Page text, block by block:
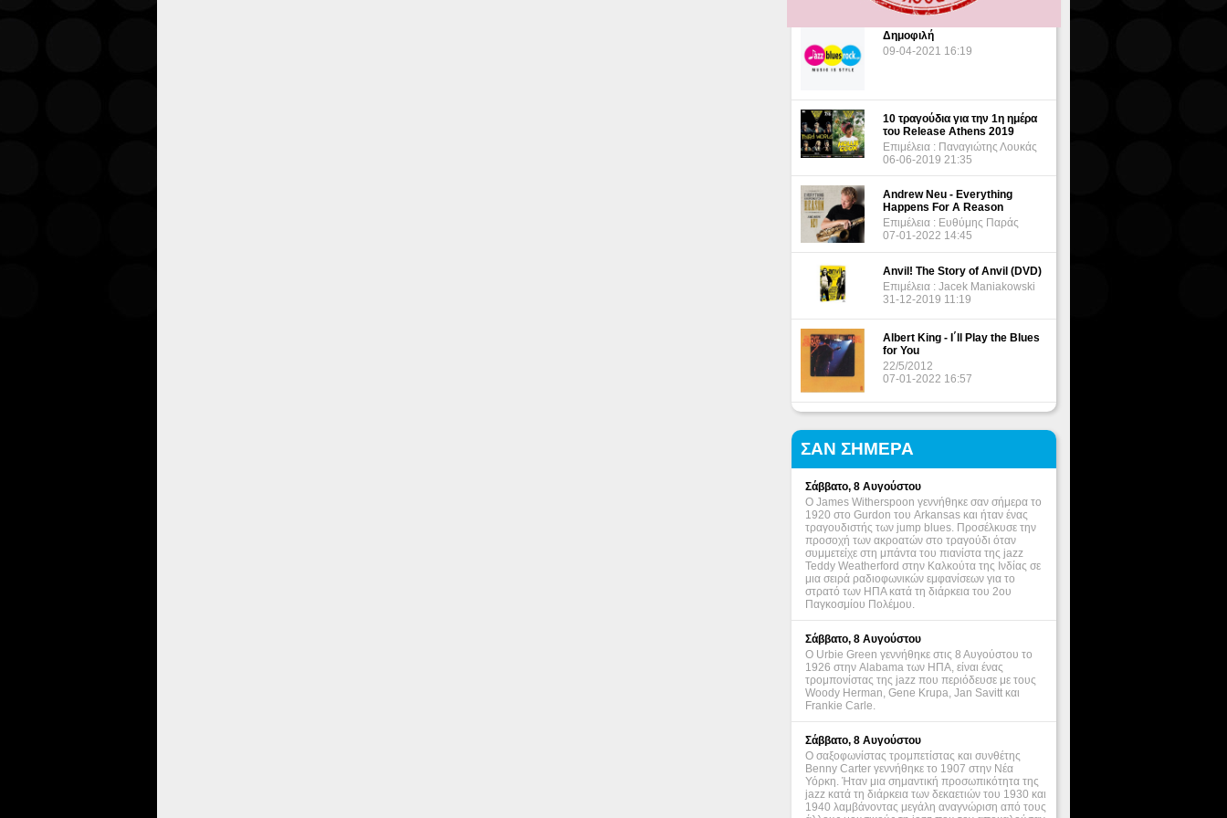
Δημοφιλή
09-04-2021 16:19
10 τραγούδια για την 1η ημέρα
του Release Athens 2019
Επιμέλεια : Παναγιώτης Λουκάς
06-06-2019 21:35
Andrew Neu - Everything
Happens For A Reason
Επιμέλεια : Ευθύμης Παράς
07-01-2022 14:45
Anvil! The Story of Anvil (DVD)
Επιμέλεια : Jacek Maniakowski
31-12-2019 11:19
Albert King - I΄ll Play the Blues
for You
22/5/2012
07-01-2022 16:57
ΣΑΝ ΣΗΜΕΡΑ
Σάββατο, 8 Αυγούστου
Ο James Witherspoon γεννήθηκε σαν σήμερα το
1920 στο Gurdon του Arkansas και ήταν ένας
τραγουδιστής των jump blues. Προσέλκυσε την
προσοχή των ακροατών στο τραγούδι όταν
συμμετείχε στη μπάντα του πιανίστα της jazz
Teddy Weatherford στην Καλκούτα της Ινδίας σε
μια σειρά ραδιοφωνικών εμφανίσεων για το
στρατό των ΗΠΑ κατά τη διάρκεια του 2ου
Παγκοσμίου Πολέμου.
Σάββατο, 8 Αυγούστου
Ο Urbie Green γεννήθηκε στις 8 Αυγούστου το
1926 στην Alabama των ΗΠΑ, είναι ένας
τρομπονίστας της jazz που περιόδευσε με τους
Woody Herman, Gene Krupa, Jan Savitt και
Frankie Carle.
Σάββατο, 8 Αυγούστου
Ο σαξοφωνίστας τρομπετίστας και συνθέτης
Benny Carter γεννήθηκε το 1907 στην Νέα
Υόρκη. Ήταν μια σημαντική προσωπικότητα της
jazz κατά τη διάρκεια των δεκαετιών του 1930 και
1940 λαμβάνοντας μεγάλη αναγνώριση από τους